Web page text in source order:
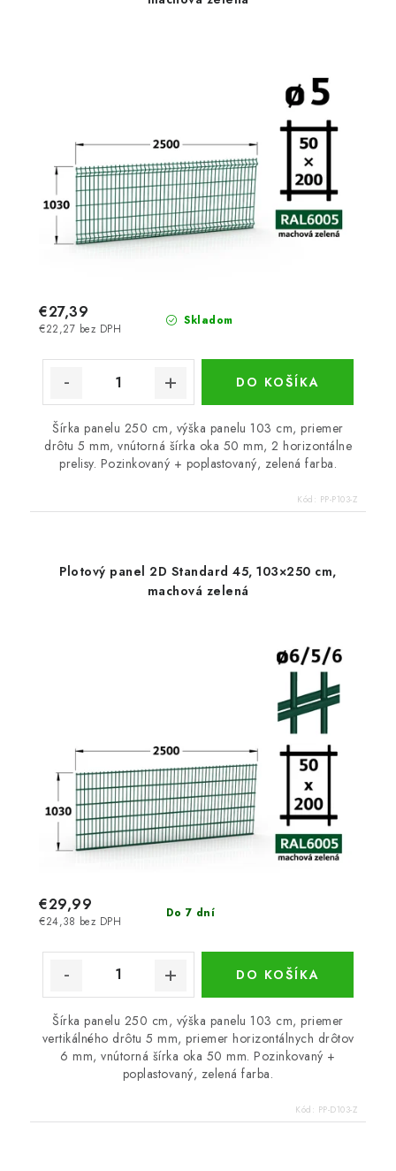
Skladom
€22,27 bez DPH
€27,39
DO KOŠÍKA
Šírka panelu 250 cm, výška panelu 103 cm, priemer
drôtu 5 mm, vnútorná šírka oka 50 mm, 2 horizontálne
prelisy. Pozinkovaný + poplastovaný, zelená farba.
Kód: PP-P103-Z
Plotový panel 2D Standard 45, 103×250 cm,
machová zelená
Do 7 dní
€24,38 bez DPH
€29,99
DO KOŠÍKA
Šírka panelu 250 cm, výška panelu 103 cm, priemer
vertikálného drôtu 5 mm, priemer horizontálnych drôtov
6 mm, vnútorná šírka oka 50 mm. Pozinkovaný +
poplastovaný, zelená farba.
Kód: PP-D103-Z